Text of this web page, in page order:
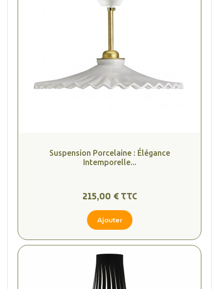
Suspension Porcelaine : Élégance
Intemporelle...
215,00 € TTC
Ajouter